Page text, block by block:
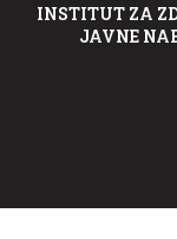
INSTITUT ZA
JAVNE